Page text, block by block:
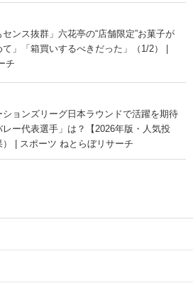
センス抜群」六花亭の“店舗限定”お菓子が
」「箱買いするべきだった」（1/2） |
チ
ションズリーグ日本ラウンドで活躍を期待
ー代表選手」は？【2026年版・人気投
| スポーツ ねとらぼリサーチ